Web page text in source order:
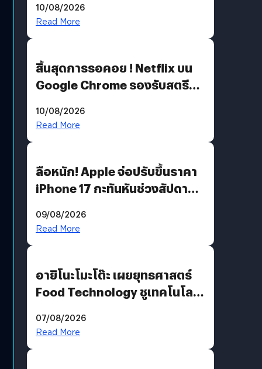
เติมเต็มความหมายวันแม่ปีนี้
10/08/2026
Read More
สิ้นสุดการรอคอย ! Netflix บน
Google Chrome รองรับสตรีม
เงื่อนไขที่กำหนด
10/08/2026
Read More
ลือหนัก! Apple จ่อปรับขึ้นราคา
iPhone 17 กะทันหันช่วงสัปดาห์ที่
09/08/2026
Read More
อายิโนะโมะโต๊ะ เผยยุทธศาสตร์
Food Technology ชูเทคโนโลยี
บริโภคและ B2B
07/08/2026
Read More